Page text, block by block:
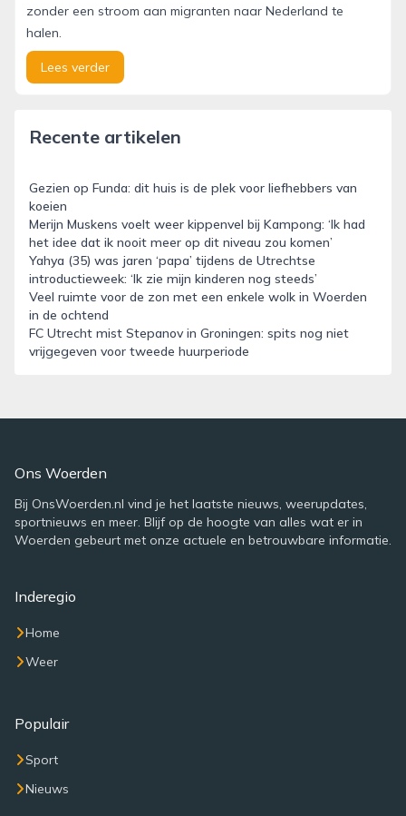
zonder een stroom aan migranten naar Nederland te
halen.
Lees verder
Recente artikelen
Gezien op Funda: dit huis is de plek voor liefhebbers van
koeien
Merijn Muskens voelt weer kippenvel bij Kampong: ‘Ik had
het idee dat ik nooit meer op dit niveau zou komen’
Yahya (35) was jaren ‘papa’ tijdens de Utrechtse
introductieweek: ‘Ik zie mijn kinderen nog steeds’
Veel ruimte voor de zon met een enkele wolk in Woerden
in de ochtend
FC Utrecht mist Stepanov in Groningen: spits nog niet
vrijgegeven voor tweede huurperiode
Ons Woerden
Bij OnsWoerden.nl vind je het laatste nieuws, weerupdates,
sportnieuws en meer. Blijf op de hoogte van alles wat er in
Woerden gebeurt met onze actuele en betrouwbare informatie.
Inderegio
Home
Weer
Populair
Sport
Nieuws